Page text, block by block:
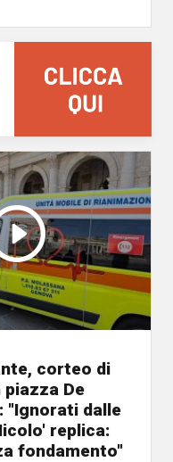
corteo di
piazza De
"Ignorati dalle
replica:
fondamento"